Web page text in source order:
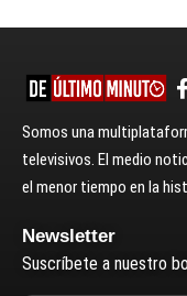
Somos una
televisivos. El medio
el menor tiempo en la
Newsletter
Suscríbete a nuestro